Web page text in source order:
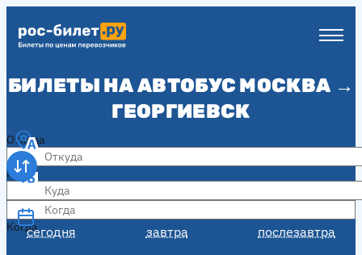
БИЛЕТЫ НА АВТОБУС МОСКВА →
ГЕОРГИЕВСК
Откуда
Куда
Когда
сегодня завтра послезавтра
Когда